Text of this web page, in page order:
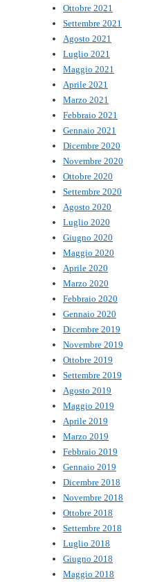
Ottobre 2021
Settembre 2021
Agosto 2021
Luglio 2021
Maggio 2021
Aprile 2021
Marzo 2021
Febbraio 2021
Gennaio 2021
Dicembre 2020
Novembre 2020
Ottobre 2020
Settembre 2020
Agosto 2020
Luglio 2020
Giugno 2020
Maggio 2020
Aprile 2020
Marzo 2020
Febbraio 2020
Gennaio 2020
Dicembre 2019
Novembre 2019
Ottobre 2019
Settembre 2019
Agosto 2019
Maggio 2019
Aprile 2019
Marzo 2019
Febbraio 2019
Gennaio 2019
Dicembre 2018
Novembre 2018
Ottobre 2018
Settembre 2018
Luglio 2018
Giugno 2018
Maggio 2018